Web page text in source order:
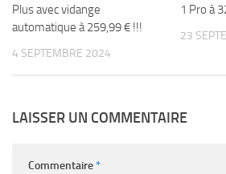
Plus avec vidange
automatique à 259,99 € !!!
4 SEPTEMBRE 2024
1 Pro à
23
LAISSER UN COMMENTAIRE
Commentaire*